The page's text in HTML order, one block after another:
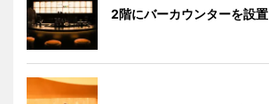
2階にバーカウンターを設置